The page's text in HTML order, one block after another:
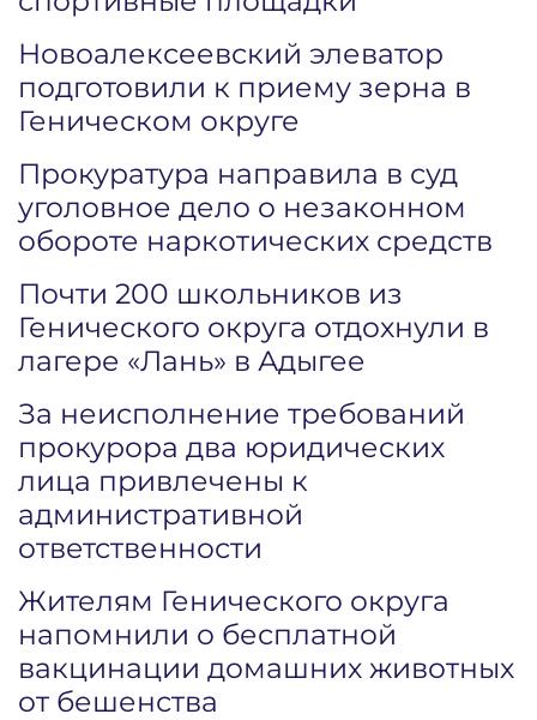
Новоалексеевский элеватор
подготовили к приему зерна в
Геническом округе
Прокуратура направила в суд
уголовное дело о незаконном
обороте наркотических средств
Почти 200 школьников из
Генического округа отдохнули в
лагере «Лань» в Адыгее
За неисполнение требований
прокурора два юридических
лица привлечены к
административной
ответственности
Жителям Генического округа
напомнили о бесплатной
вакцинации домашних животных
от бешенства